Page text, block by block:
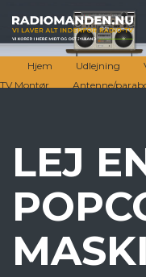
Hjem Udlejning
TV Montør
Antenne/
LEJ